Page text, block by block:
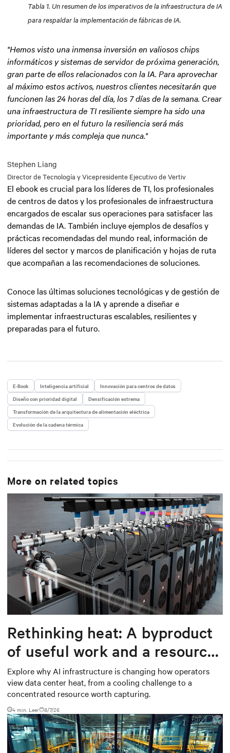
Tabla 1. Un resumen de los imperativos de la infraestructura de IA
para respaldar la implementación de fábricas de IA.
"Hemos visto una inmensa inversión en valiosos chips
informáticos y sistemas de servidor de próxima generación,
gran parte de ellos relacionados con la IA. Para aprovechar
al máximo estos activos, nuestros clientes necesitarán que
funcionen las 24 horas del día, los 7 días de la semana. Crear
una infraestructura de TI resiliente siempre ha sido una
prioridad, pero en el futuro la resiliencia será más
importante y más compleja que nunca."
Stephen Liang
Director de Tecnología y Vicepresidente Ejecutivo de Vertiv
El ebook es crucial para los líderes de TI, los profesionales
de centros de datos y los profesionales de infraestructura
encargados de escalar sus operaciones para satisfacer las
demandas de IA. También incluye ejemplos de desafíos y
prácticas recomendadas del mundo real, información de
líderes del sector y marcos de planificación y hojas de ruta
que acompañan a las recomendaciones de soluciones.
Conoce las últimas soluciones tecnológicas y de gestión de
sistemas adaptadas a la IA y aprende a diseñar e
implementar infraestructuras escalables, resilientes y
preparadas para el futuro.
E-Book Inteligencia artificial
Innovación para centros de datos
Diseño con prioridad digital
Densificación extrema
Transformación de la arquitectura de alimentación eléctrica
Evolución de la cadena térmica
More on related topics
Rethinking heat: A byproduct
of useful work and a resource
worth capturing
Explore why AI infrastructure is changing how operators
view data center heat, from a cooling challenge to a
concentrated resource worth capturing.
4 min. Leer 8/7/26